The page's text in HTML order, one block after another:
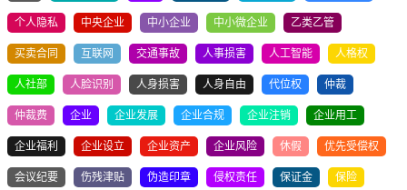
个人隐私 中央企业 中小企业 中小微企业 乙类乙管
买卖合同 互联网 交通事故 人事损害 人工智能 人格权
人社部 人脸识别 人身损害 人身自由 代位权 仲裁
仲裁费 企业 企业发展 企业合规 企业注销 企业用工
企业福利 企业设立 企业资产 企业风险 休假 优先受偿权
会议纪要 伤残津贴 伪造印章 侵权责任 保证金 保险